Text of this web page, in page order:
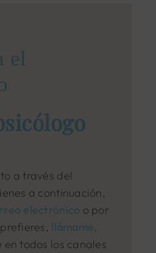
el
a través del
a continuación,
electrónico o por
llámame.
en todos los canales